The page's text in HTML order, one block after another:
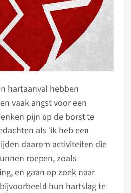
hartaanval hebben
vaak angst voor een
pijn op de borst te
als ‘ik heb een
daarom activiteiten die
roepen, zoals
en gaan op zoek naar
hun hartslag te